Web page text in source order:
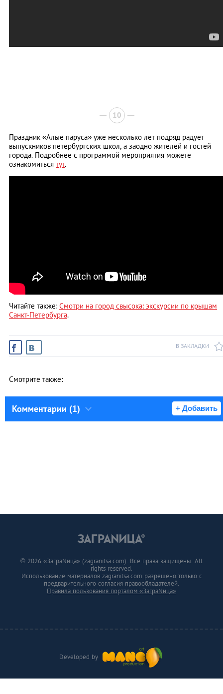
10
Праздник «Алые паруса» уже несколько лет подряд радует
выпускников петербургских школ, а заодно жителей и гостей
города. Подробнее с программой мероприятия можете
ознакомиться тут.
Читайте также: Смотри на город свысока: экскурсии по крышам
Санкт-Петербурга.
В ЗАКЛАДКИ
Смотрите также:
Комментарии (1) + Добавить
Developed by
© 2026 «ЗаграNица» (zagranitsa.com). Все права защищены. All
rights reserved.
Использование материалов zagranitsa.com разрешено только с
предварительного согласия правообладателей.
Правила пользования порталом «ЗаграNица»